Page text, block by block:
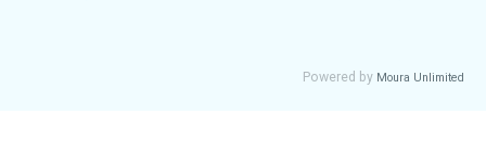
Powered by Moura Unlimited